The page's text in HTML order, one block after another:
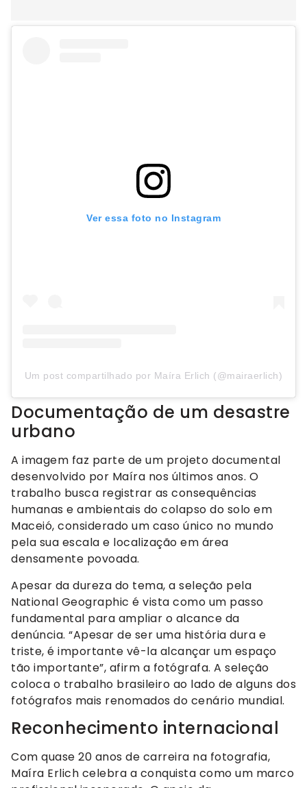
Ver essa foto no Instagram
Um post compartilhado por Maíra Erlich (@mairaerlich)
Documentação de um desastre
urbano
A imagem faz parte de um projeto documental
desenvolvido por Maíra nos últimos anos. O
trabalho busca registrar as consequências
humanas e ambientais do colapso do solo em
Maceió, considerado um caso único no mundo
pela sua escala e localização em área
densamente povoada.
Apesar da dureza do tema, a seleção pela
National Geographic é vista como um passo
fundamental para ampliar o alcance da
denúncia. “Apesar de ser uma história dura e
triste, é importante vê-la alcançar um espaço
tão importante”, afirm a fotógrafa. A seleção
coloca o trabalho brasileiro ao lado de alguns dos
fotógrafos mais renomados do cenário mundial.
Reconhecimento internacional
Com quase 20 anos de carreira na fotografia,
Maíra Erlich celebra a conquista como um marco